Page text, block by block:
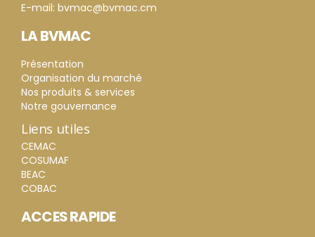
E-mail: bvmac@bvmac.cm
LA BVMAC
Présentation
Organisation du marché
Nos produits & services
Notre gouvernance
Liens utiles
CEMAC
COSUMAF
BEAC
COBAC
ACCES RAPIDE